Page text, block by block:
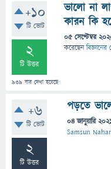
+10
টি ভোট
2
টি উত্তর
939 বার দেখা হয়েছে
ভালো না
কারন কি
05 সেপ্টেম্বর
করেছেন
+6
টি ভোট
2
টি উত্তর
পড়তে
04 জানুয়ারি
Samsun